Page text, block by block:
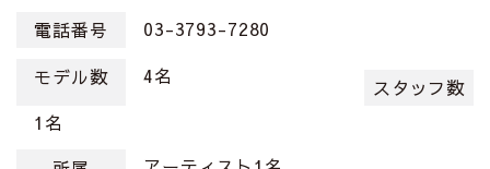
電話番号
03-3793-7280
モデル数 4名
スタッフ数
1名